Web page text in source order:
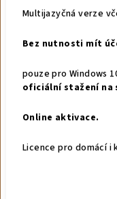
Multijazyčná verze
Bez nutnosti mít
pouze pro Windows
oficiální stažení na
Online aktivace.
Licence pro domácí i